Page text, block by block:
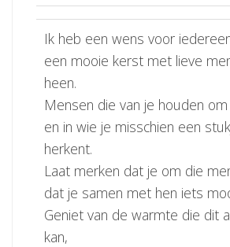
Ik heb een wens voor
een mooie kerst met lieve
heen.
Mensen die van je houden
en in wie je misschien een
herkent.
Laat merken dat je om die
dat je samen met hen iets
Geniet van de warmte die dit
kan,